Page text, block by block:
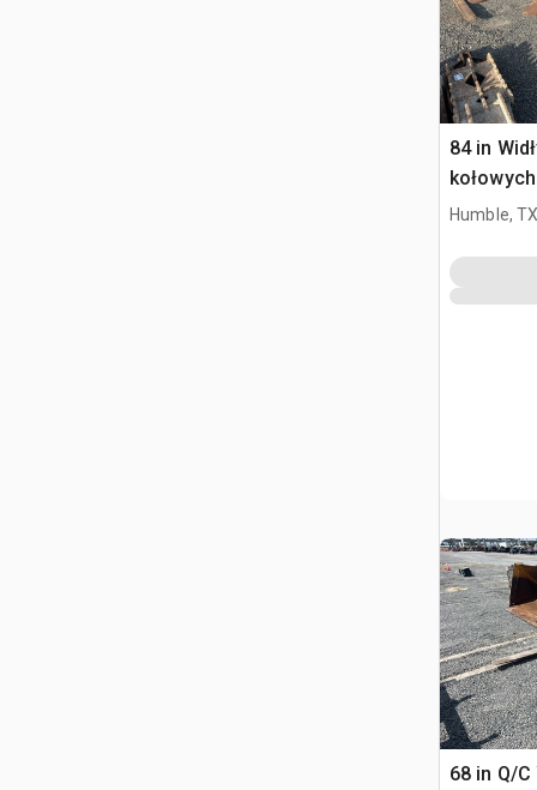
84 in
kołowych
Humble,
68 in Q/C